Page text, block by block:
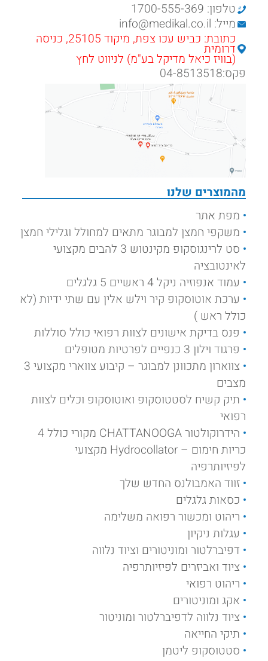
מהמוצרים שלנו
מפת אתר
משקפי חמצן למבוגר מתאים למחולל וגלילי חמצן
סט לרינגוסקופ מקינטוש 3 להבים מקצועי
לאינטובציה
עמוד אנפוזיה ניקל 4 ראשיים 5 גלגלים
ערכת אוטוסקופ קיר וילש אלין עם שתי ידיות (לא
כולל ראש )
פנס בדיקת אישונים לצוות רפואי כולל סוללות
פרגוד וילון 3 כנפיים לפרטיות מטופלים
צווארון מתכוונן למבוגר – קיבוע צווארי מקצועי 3
מצבים
תיק קשיח לסטטוסקופ ואוטוסקופ וכלים לצוות
רפואי
הידרוקולטור CHATTANOOGA מקורי כולל 4
כריות חימום – Hydrocollator מקצועי
לפיזיותרפיה
זווד האמבולנס החדש שלך
כסאות גלגלים
ריהוט ומכשור רפואה משלימה
עגלות ניקיון
דפיברלטור ומוניטורים וציוד נלווה
ציוד ואביזרים לפיזיותרפיה
ריהוט רפואי
אקג ומוניטורים
ציוד נלווה לדפיברלטור ומוניטור
תיקי החייאה
סטטוסקופ ליטמן
טלפון: 1700-555-369
מייל: info@medikal.co.il
כתובת: כביש עכו צפת, מיקוד 25105, כניסה
דרומית
(בוויז כיאל מדיקל בע"מ) לניווט לחץ
פקס:04-8513518